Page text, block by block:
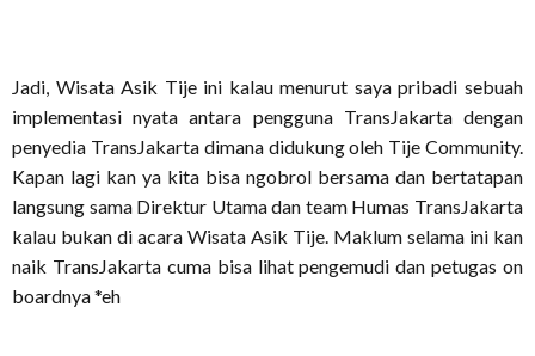
Jadi, Wisata Asik Tije ini kalau menurut saya pribadi sebuah
implementasi nyata antara pengguna TransJakarta dengan
penyedia TransJakarta dimana didukung oleh Tije Community.
Kapan lagi kan ya kita bisa ngobrol bersama dan bertatapan
langsung sama Direktur Utama dan team Humas TransJakarta
kalau bukan di acara Wisata Asik Tije. Maklum selama ini kan
naik TransJakarta cuma bisa lihat pengemudi dan petugas on
boardnya *eh